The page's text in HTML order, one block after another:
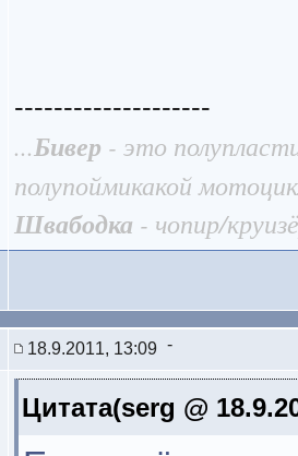
--------------------
...Бивер - это
полупоймикакой
Швабодка - чопир/
18.9.2011, 13:09
Цитата(serg @